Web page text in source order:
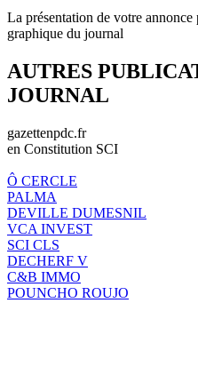
La présentation de votre
graphique du journal
AUTRES
JOURNAL
gazettenpdc.fr
en Constitution SCI
Ô CERCLE
PALMA
DEVILLE DUMESNIL
VCA INVEST
SCI CLS
DECHERF V
C&B IMMO
POUNCHO ROUJO